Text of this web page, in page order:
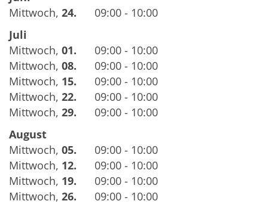
Mittwoch, 24.
09:00 - 10:00
Juli
Mittwoch, 01.
09:00 - 10:00
Mittwoch, 08.
09:00 - 10:00
Mittwoch, 15.
09:00 - 10:00
Mittwoch, 22.
09:00 - 10:00
Mittwoch, 29.
09:00 - 10:00
August
Mittwoch, 05.
09:00 - 10:00
Mittwoch, 12.
09:00 - 10:00
Mittwoch, 19.
09:00 - 10:00
Mittwoch, 26. 09:00 - 10:00